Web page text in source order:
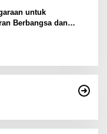
untuk
Berbangsa dan